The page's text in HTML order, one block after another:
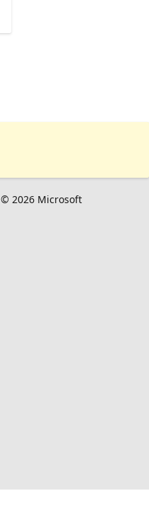
© 2026 Microsoft